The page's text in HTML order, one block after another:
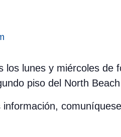
los lunes y miércoles
piso del North